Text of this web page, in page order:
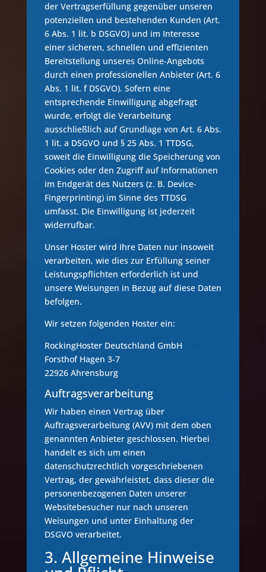
der Vertragserfüllung gegenüber unseren
potenziellen und bestehenden Kunden (Art.
6 Abs. 1 lit. b DSGVO) und im Interesse
einer sicheren, schnellen und effizienten
Bereitstellung unseres Online-Angebots
durch einen professionellen Anbieter (Art. 6
Abs. 1 lit. f DSGVO). Sofern eine
entsprechende Einwilligung abgefragt
wurde, erfolgt die Verarbeitung
ausschließlich auf Grundlage von Art. 6 Abs.
1 lit. a DSGVO und § 25 Abs. 1 TTDSG,
soweit die Einwilligung die Speicherung von
Cookies oder den Zugriff auf Informationen
im Endgerät des Nutzers (z. B. Device-
Fingerprinting) im Sinne des TTDSG
umfasst. Die Einwilligung ist jederzeit
widerrufbar.
Unser Hoster wird Ihre Daten nur insoweit
verarbeiten, wie dies zur Erfüllung seiner
Leistungspflichten erforderlich ist und
unsere Weisungen in Bezug auf diese Daten
befolgen.
Wir setzen folgenden Hoster ein:
RockingHoster Deutschland GmbH
Forsthof Hagen 3-7
22926 Ahrensburg
Auftragsverarbeitung
Wir haben einen Vertrag über
Auftragsverarbeitung (AVV) mit dem oben
genannten Anbieter geschlossen. Hierbei
handelt es sich um einen
datenschutzrechtlich vorgeschriebenen
Vertrag, der gewährleistet, dass dieser die
personenbezogenen Daten unserer
Websitebesucher nur nach unseren
Weisungen und unter Einhaltung der
DSGVO verarbeitet.
3. Allgemeine Hinweise